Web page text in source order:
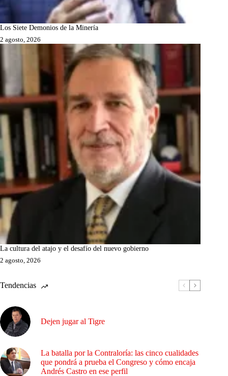
Los Siete Demonios de la Minería
2 agosto, 2026
La cultura del atajo y el desafío del nuevo gobierno
2 agosto, 2026
Tendencias
Dejen jugar al Tigre
La batalla por la Contraloría: las cinco cualidades
que pondrá a prueba el Congreso y cómo encaja
Andrés Castro en ese perfil